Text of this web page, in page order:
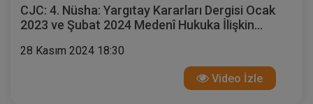
CJC: 4. Nüsha: Yargıtay Kararları Dergisi Ocak
2023 ve Şubat 2024 Medenî Hukuka İlişkin
28 Kasım 2024 18:30
Video İzle